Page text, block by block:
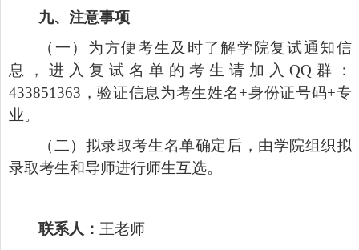
九、注意事项
（一）为方便考生及时了解学院复试通知信
息，进入复试名单的考生请加入 QQ 群：
433851363 ，验证信息为考生姓名+身份证号码+专
业。
（二）拟录取考生名单确定后，由学院组织拟
录取考生和导师进行师生互选。
联系人： 王老师